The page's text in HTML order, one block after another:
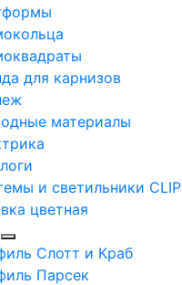
для карнизов
материалы
и светильники CLIP
цветная
Слотт и Краб
Парсек